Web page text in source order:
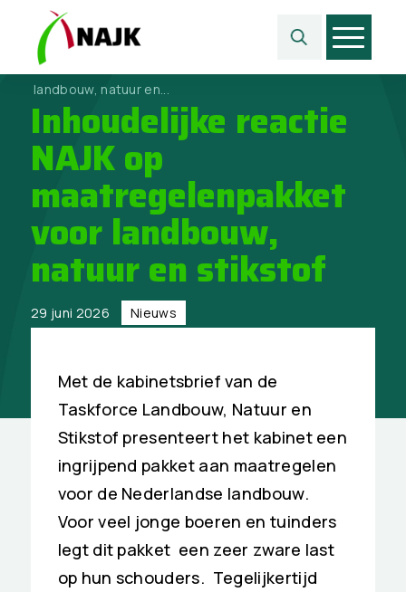
Home > Nieuws >
Inhoudelijke reactie NAJK op maatregelenpakket voor
landbouw, natuur en...
Inhoudelijke reactie
NAJK op
maatregelenpakket
voor landbouw,
natuur en stikstof
29 juni 2026 Nieuws
Met de kabinetsbrief van de
Taskforce Landbouw, Natuur en
Stikstof presenteert het kabinet een
ingrijpend pakket aan maatregelen
voor de Nederlandse landbouw.
Voor veel jonge boeren en tuinders
legt dit pakket een zeer zware last
op hun schouders. Tegelijkertijd